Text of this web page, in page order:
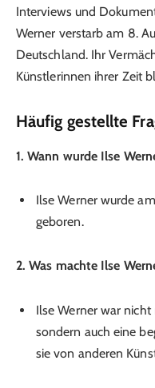
Interviews und
Werner verstarb am 8.
Deutschland. Ihr
Künstlerinnen ihrer Zeit
Häufig gestellte
1. Wann wurde Ilse
Ilse Werner wurde am
geboren.
2. Was machte Ilse
Ilse Werner war
sondern auch eine
sie von anderen